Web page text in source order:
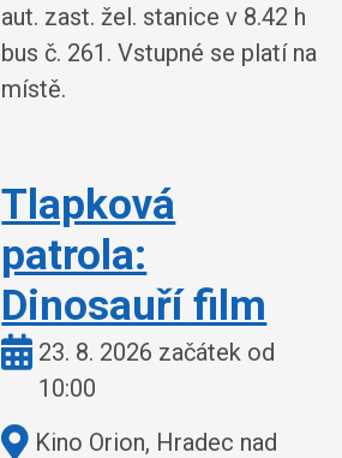
aut. zast. žel. stanice v 8.42 h
bus č. 261. Vstupné se platí na
místě.
Tlapková
patrola:
Dinosauří film
Kdy:23. 8. 2026 začátek od
10:00
Kde:Kino Orion, Hradec nad